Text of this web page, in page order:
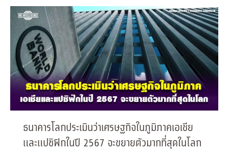
ธนาคารโลกประเมินว่าเศรษฐกิจในภูมิภาคเอเชีย
และแปซิฟิกในปี 2567 จะขยายตัวมากที่สุดในโลก